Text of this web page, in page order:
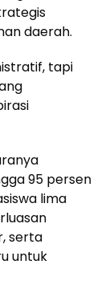
daerah.
tapi
95 persen
lima
serta
untuk